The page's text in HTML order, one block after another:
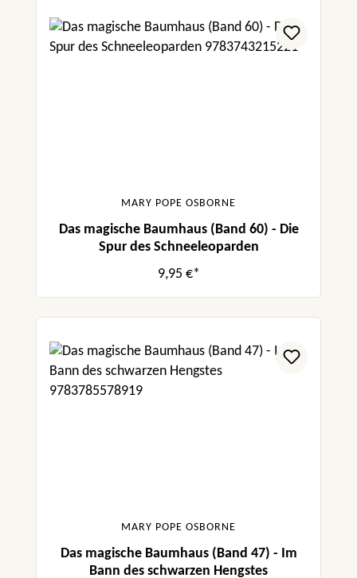
MARY POPE OSBORNE
Das magische Baumhaus (Band 60) - Die
Spur des Schneeleoparden
9,95 €*
MARY POPE OSBORNE
Das magische Baumhaus (Band 47) - Im
Bann des schwarzen Hengstes